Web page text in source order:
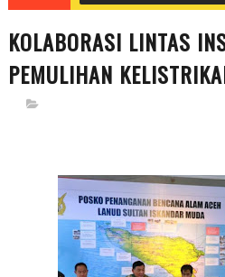
KOLABORASI LINTAS
PEMULIHAN